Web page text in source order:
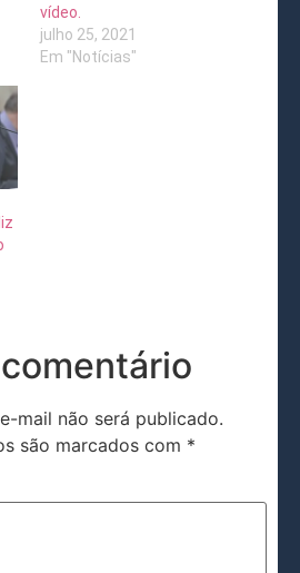
vídeo.
julho 25, 2021
Em "Notícias"
mail não será publicado.
são marcados com *